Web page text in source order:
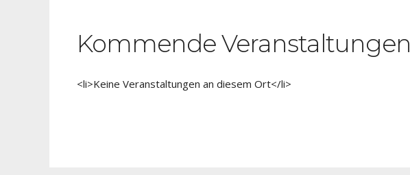
Kommende Veranstaltungen
<li>Keine Veranstaltungen an diesem Ort</li>